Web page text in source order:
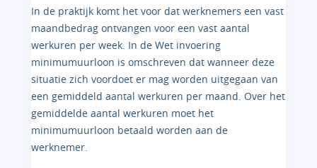
In de praktijk komt het voor dat werknemers een vast
maandbedrag ontvangen voor een vast aantal
werkuren per week. In de Wet invoering
minimumuurloon is omschreven dat wanneer deze
situatie zich voordoet er mag worden uitgegaan van
een gemiddeld aantal werkuren per maand. Over het
gemiddelde aantal werkuren moet het
minimumuurloon betaald worden aan de
werknemer.